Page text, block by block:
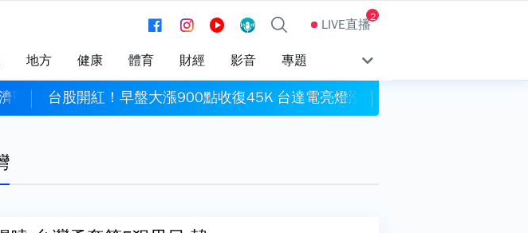
LIVE直播2
地方 健康 體育 財經 影音 專題
戰逼伊朗就範
台股開紅！早盤大漲900點收復45K 台達電亮燈漲停